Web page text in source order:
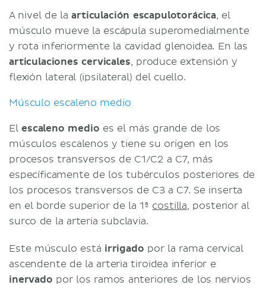
A nivel de laarticulación escapulotorácica, el
músculo mueve la escápula superomedialmente
y rota inferiormente la cavidad glenoidea. En las
articulaciones cervicales, produce extensión y
flexión lateral (ipsilateral) del cuello.
Músculo escaleno medio
Elescaleno medio es el más grande de los
músculos escalenos y tiene su origen en los
procesos transversos de C1/C2 a C7, más
específicamente de los tubérculos posteriores de
los procesos transversos de C3 a C7. Se inserta
en el borde superior de la 1ª costilla, posterior al
surco de la arteria subclavia.
Este músculo está irrigado por la rama cervical
ascendente de la arteria tiroidea inferior e
inervado por los ramos anteriores de los nervios